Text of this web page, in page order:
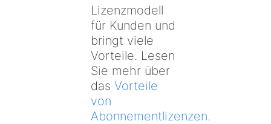
Lizenzmodell
für Kunden und
bringt viele
Vorteile. Lesen
Sie mehr über
das Vorteile
von
Abonnementlizenzen.